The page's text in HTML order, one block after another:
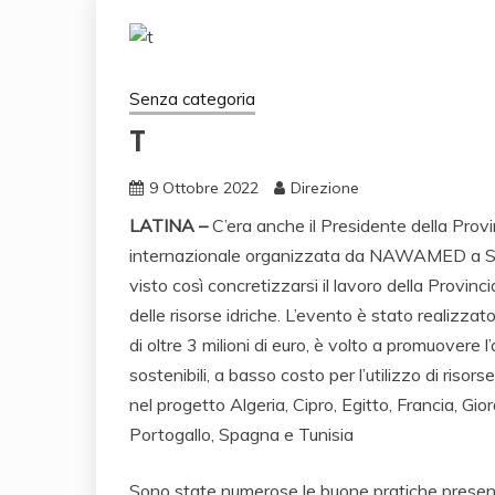
Senza categoria
T
9 Ottobre 2022 Direzione
LATINA –C’era anche il Presidente della
internazionale organizzata da NAWAMED a
visto così concretizzarsi il lavoro della
delle risorse idriche. L’evento è stato
di oltre 3 milioni di euro, è volto a promuovere
sostenibili, a basso costo per l’utilizzo di
nel progetto Algeria, Cipro, Egitto, Francia,
Portogallo, Spagna e Tunisia
Sono state numerose le buone pratiche